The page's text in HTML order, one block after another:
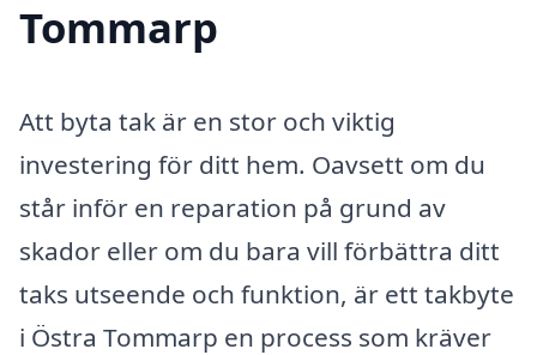
Tommarp
Att byta tak är en stor och viktig
investering för ditt hem. Oavsett om du
står inför en reparation på grund av
skador eller om du bara vill förbättra ditt
taks utseende och funktion, är ett takbyte
i Östra Tommarp en process som kräver